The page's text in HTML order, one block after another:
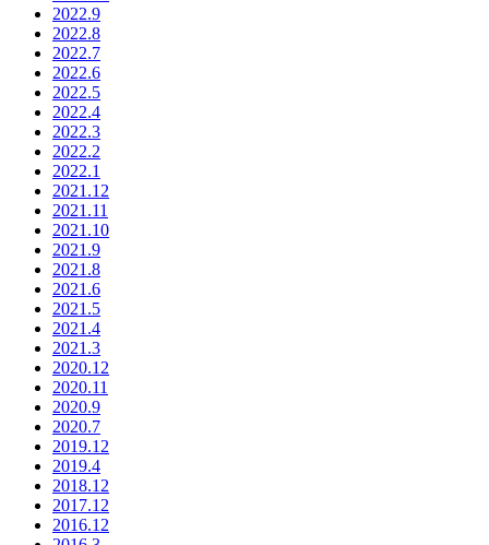
2022.9
2022.8
2022.7
2022.6
2022.5
2022.4
2022.3
2022.2
2022.1
2021.12
2021.11
2021.10
2021.9
2021.8
2021.6
2021.5
2021.4
2021.3
2020.12
2020.11
2020.9
2020.7
2019.12
2019.4
2018.12
2017.12
2016.12